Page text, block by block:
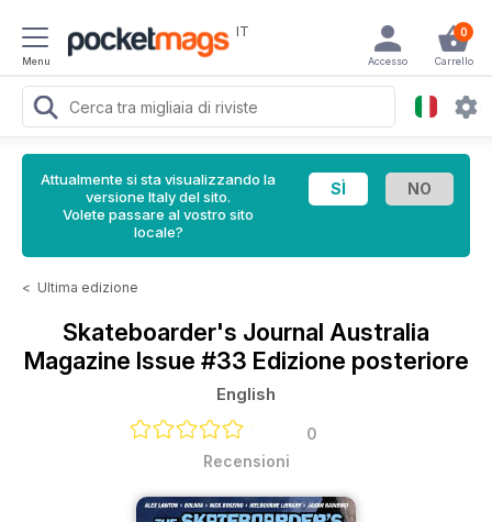
Menu
IT 0
Carrello
Accesso
Attualmente si sta visualizzando la
versione Italy del sito.
Volete passare al vostro sito
locale?
< Ultima edizione
Skateboarder's Journal Australia
Magazine Issue #33 Edizione posteriore
English
0
Recensioni